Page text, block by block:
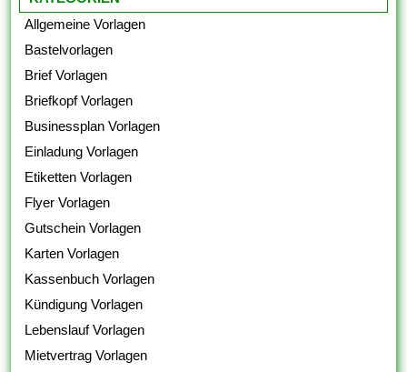
Allgemeine Vorlagen
Bastelvorlagen
Brief Vorlagen
Briefkopf Vorlagen
Businessplan Vorlagen
Einladung Vorlagen
Etiketten Vorlagen
Flyer Vorlagen
Gutschein Vorlagen
Karten Vorlagen
Kassenbuch Vorlagen
Kündigung Vorlagen
Lebenslauf Vorlagen
Mietvertrag Vorlagen